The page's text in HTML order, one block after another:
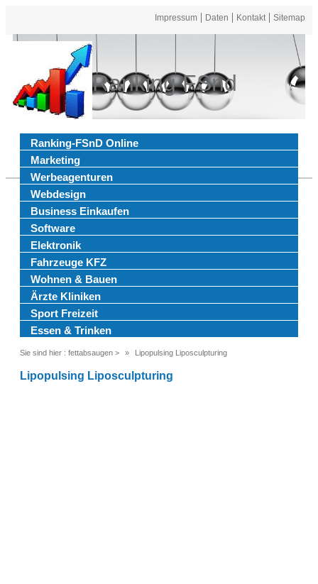
Impressum Daten Kontakt Sitemap
Ranking FSnd
Ranking-FSnD Online
Marketing
Werbeagenturen
Webdesign
Business Einkaufen
Software
Elektronik
Fahrzeuge KFZ
Wohnen & Bauen
Ärzte Kliniken
Sport Freizeit
Essen & Trinken
Sie sind hier : fettabsaugen > Lipopulsing Liposculpturing
Lipopulsing Liposculpturing